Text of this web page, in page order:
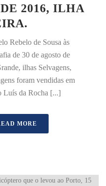
2016, ILHA
Rebelo de Sousa às
de 30 de agosto de
ilhas Selvagens,
foram vendidas em
Luís da Rocha [...]
MORE